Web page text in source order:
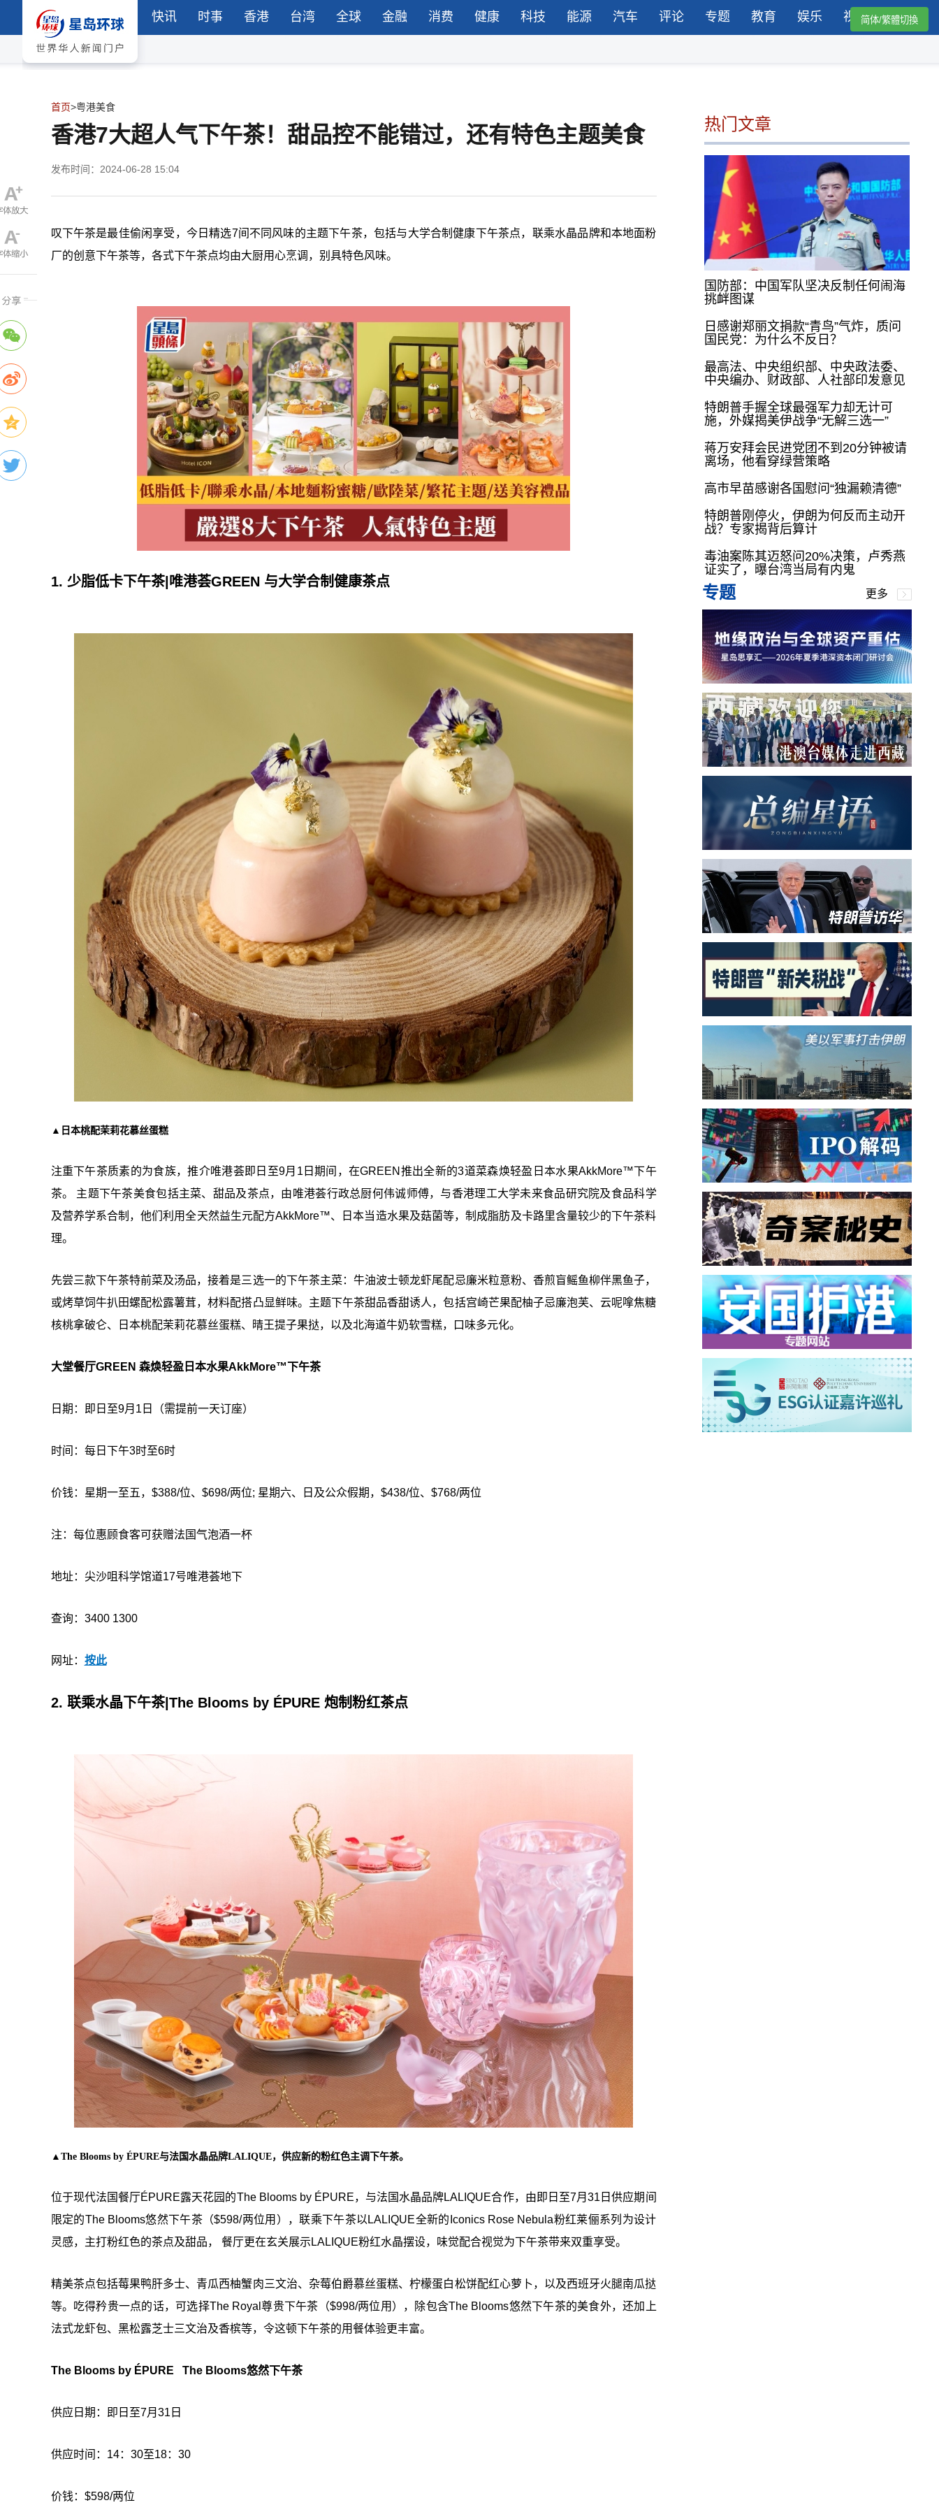
快讯 时事 香港 台湾 全球 金融 消费 健康 科技 能源 汽车 评论 专题 教育 娱乐 视频简体/繁體切換
首页>粤港美食
香港7大超人气下午茶！甜品控不能错过，还有特色主题美食
发布时间：2024-06-28 15:04
叹下午茶是最佳偷闲享受，今日精选7间不同风味的主题下午茶，包括与大学合制健康下午茶点，联乘水晶品牌和本地面粉
厂的创意下午茶等，各式下午茶点均由大厨用心烹调，别具特色风味。
1. 少脂低卡下午茶|唯港荟GREEN 与大学合制健康茶点
▲日本桃配茉莉花慕丝蛋糕
注重下午茶质素的为食族，推介唯港荟即日至9月1日期间，在GREEN推出全新的3道菜森焕轻盈日本水果AkkMore™下午
茶。 主题下午茶美食包括主菜、甜品及茶点，由唯港荟行政总厨何伟诚师傅，与香港理工大学未来食品研究院及食品科学
及营养学系合制，他们利用全天然益生元配方AkkMore™、日本当造水果及菇菌等，制成脂肪及卡路里含量较少的下午茶料
理。
先尝三款下午茶特前菜及汤品，接着是三选一的下午茶主菜：牛油波士顿龙虾尾配忌廉米粒意粉、香煎盲鳐鱼柳伴黑鱼子，
或烤草饲牛扒田螺配松露薯茸，材料配搭凸显鲜味。主题下午茶甜品香甜诱人，包括宫崎芒果配柚子忌廉泡芙、云呢嗱焦糖
核桃拿破仑、日本桃配茉莉花慕丝蛋糕、晴王提子果挞，以及北海道牛奶软雪糕，口味多元化。
大堂餐厅GREEN 森焕轻盈日本水果AkkMore™下午茶
日期：即日至9月1日（需提前一天订座）
时间：每日下午3时至6时
价钱：星期一至五，$388/位、$698/两位; 星期六、日及公众假期，$438/位、$768/两位
注：每位惠顾食客可获赠法国气泡酒一杯
地址：尖沙咀科学馆道17号唯港荟地下
查询：3400 1300
网址： 按此
2. 联乘水晶下午茶|The Blooms by ÉPURE 炮制粉红茶点
▲The Blooms by ÉPURE与法国水晶品牌LALIQUE，供应新的粉红色主调下午茶。
位于现代法国餐厅ÉPURE露天花园的The Blooms by ÉPURE，与法国水晶品牌LALIQUE合作，由即日至7月31日供应期间
限定的The Blooms悠然下午茶（$598/两位用），联乘下午茶以LALIQUE全新的Iconics Rose Nebula粉红莱俪系列为设计
灵感，主打粉红色的茶点及甜品， 餐厅更在玄关展示LALIQUE粉红水晶摆设，味觉配合视觉为下午茶带来双重享受。
精美茶点包括莓果鸭肝多士、青瓜西柚蟹肉三文治、杂莓伯爵慕丝蛋糕、柠檬蛋白松饼配红心萝卜，以及西班牙火腿南瓜挞
等。吃得矜贵一点的话，可选择The Royal尊贵下午茶（$998/两位用），除包含The Blooms悠然下午茶的美食外，还加上
法式龙虾包、黑松露芝士三文治及香槟等，令这顿下午茶的用餐体验更丰富。
The Blooms by ÉPURE The Blooms悠然下午茶
供应日期：即日至7月31日
供应时间：14：30至18：30
价钱：$598/两位
热门文章
国防部：中国军队坚决反制任何闹海
挑衅图谋
日感谢郑丽文捐款“青鸟”气炸，质问
国民党：为什么不反日？
最高法、中央组织部、中央政法委、
中央编办、财政部、人社部印发意见
特朗普手握全球最强军力却无计可
施，外媒揭美伊战争“无解三选一”
蒋万安拜会民进党团不到20分钟被请
离场，他看穿绿营策略
高市早苗感谢各国慰问“独漏赖清德”
特朗普刚停火，伊朗为何反而主动开
战？专家揭背后算计
毒油案陈其迈怒问20%决策，卢秀燕
证实了，曝台湾当局有内鬼
专题 更多